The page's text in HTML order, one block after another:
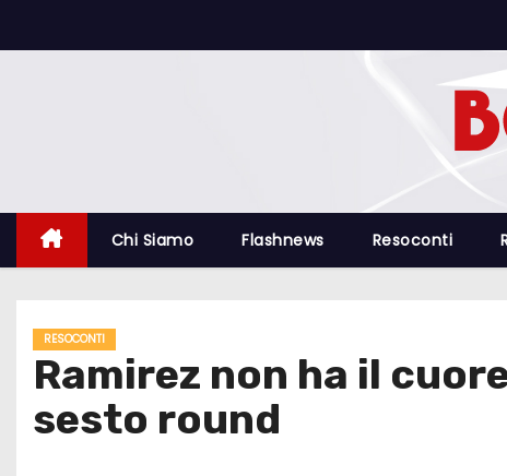
a
Chi Siamo Flashnews Resoconti
RESOCONTI
Ramirez non ha il
sesto round